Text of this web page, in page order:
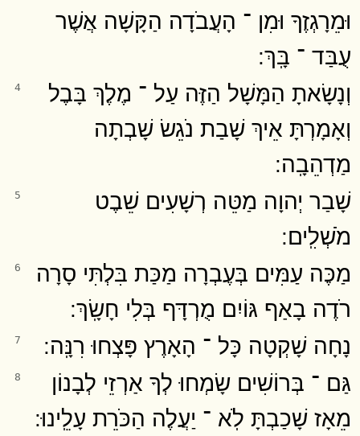
וּמֵרָגְזֶךָ וּמִן ־ הָעֲבֹדָה הַקָּשָׁה אֲשֶׁר
עֻבַּד ־ בָּֽךְ ׃
4
וְנָשָׂאתָ הַמָּשָׁל הַזֶּה עַל ־ מֶלֶךְ בָּבֶל
וְאָמָרְתָּ אֵיךְ שָׁבַת נֹגֵשׂ שָׁבְתָה
מַדְהֵבָֽה ׃
5
שָׁבַר יְהוָה מַטֵּה רְשָׁעִים שֵׁבֶט
מֹשְׁלִֽים ׃
6
מַכֶּה עַמִּים בְּעֶבְרָה מַכַּת בִּלְתִּי סָרָה
רֹדֶה בָאַף גּוֹיִם מֻרְדָּף בְּלִי חָשָֽׂךְ ׃
7 נָחָה שָׁקְטָה כָּל ־ הָאָרֶץ פָּצְחוּ רִנָּֽה ׃
8
גַּם ־ בְּרוֹשִׁים שָׂמְחוּ לְךָ אַרְזֵי לְבָנוֹן
מֵאָז שָׁכַבְתָּ לֹֽא ־ יַעֲלֶה הַכֹּרֵת עָלֵֽינוּ ׃